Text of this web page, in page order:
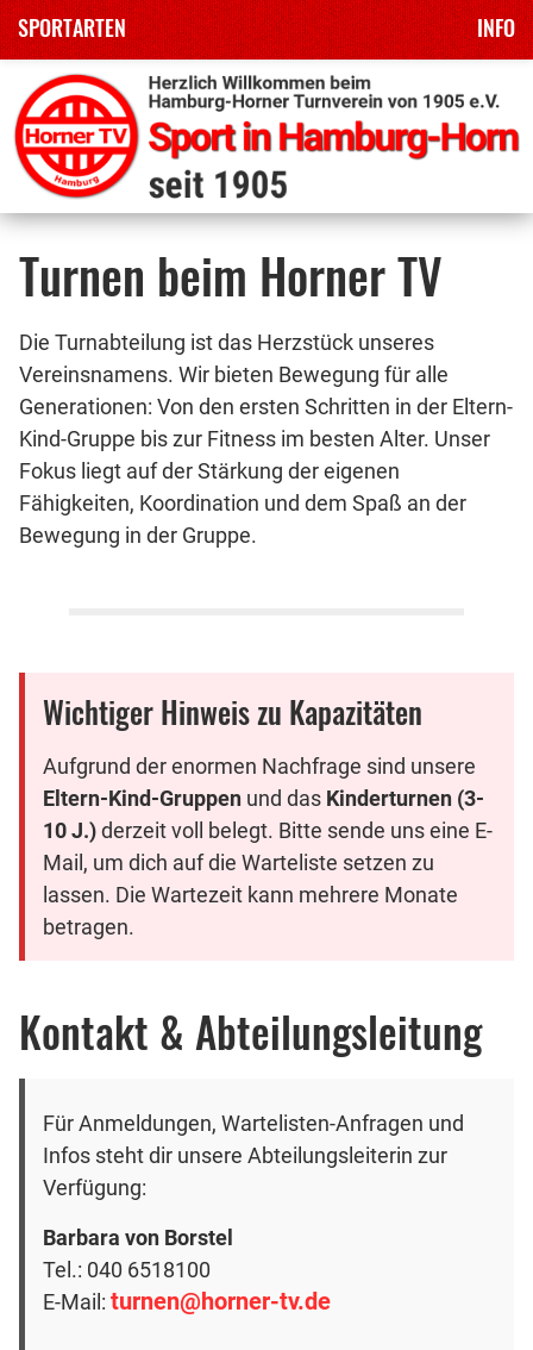
Inhalt
springen
Turnen beim Horner TV
Die Turnabteilung ist das Herzstück unseres
Vereinsnamens. Wir bieten Bewegung für alle
Generationen: Von den ersten Schritten in der Eltern-
Kind-Gruppe bis zur Fitness im besten Alter. Unser
Fokus liegt auf der Stärkung der eigenen
Fähigkeiten, Koordination und dem Spaß an der
Bewegung in der Gruppe.
Wichtiger Hinweis zu Kapazitäten
Aufgrund der enormen Nachfrage sind unsere
Eltern-Kind-Gruppen und das Kinderturnen (3-
10 J.)derzeit voll belegt. Bitte sende uns eine E-
Mail, um dich auf die Warteliste setzen zu
lassen. Die Wartezeit kann mehrere Monate
betragen.
Kontakt & Abteilungsleitung
Für Anmeldungen, Wartelisten-Anfragen und
Infos steht dir unsere Abteilungsleiterin zur
Verfügung:
Barbara von Borstel
Tel.: 040 6518100
E-Mail: turnen@horner-tv.de
SPORTARTEN INFO